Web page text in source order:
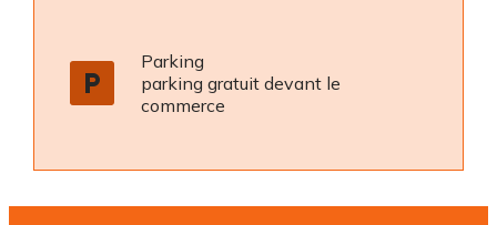
local_parking
Parking
parking gratuit devant le
commerce